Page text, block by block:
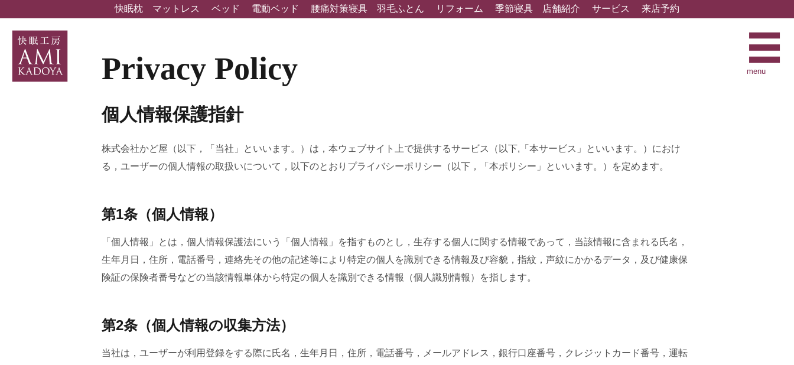
快眠枕 マットレス ベッド 電動ベッド 腰痛対策寝具 羽毛ふとん リフォーム 季節寝具 店舗紹介 サービス 来店予約
menu
Privacy Policy
個人情報保護指針
株式会社かど屋（以下，「当社」といいます。）は，本ウェブサイト上で提供するサービス（以下,「本サービス」といいます。）におけ
る，ユーザーの個人情報の取扱いについて，以下のとおりプライバシーポリシー（以下，「本ポリシー」といいます。）を定めます。
第1条（個人情報）
「個人情報」とは，個人情報保護法にいう「個人情報」を指すものとし，生存する個人に関する情報であって，当該情報に含まれる氏名，
生年月日，住所，電話番号，連絡先その他の記述等により特定の個人を識別できる情報及び容貌，指紋，声紋にかかるデータ，及び健康保
険証の保険者番号などの当該情報単体から特定の個人を識別できる情報（個人識別情報）を指します。
第2条（個人情報の収集方法）
当社は，ユーザーが利用登録をする際に氏名，生年月日，住所，電話番号，メールアドレス，銀行口座番号，クレジットカード番号，運転